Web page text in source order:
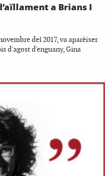
a Brians I
del 2017, va aparèixer
d'agost d'enguany, Gina